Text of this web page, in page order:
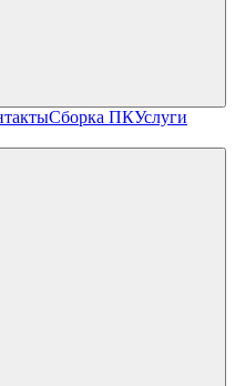
Сборка ПКУслуги